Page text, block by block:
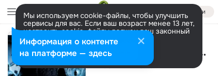
Войти
Мы используем cookie-файлы, чтобы улучшить
сервисы для вас. Если ваш возраст менее 13 лет,
настроить cookie-файлы должен ваш законный
представитель. Больше информации
Разрешить все Настроить Time Machine Track 08
NASCER DE NOVO
Информация о контенте
на платформе — здесь